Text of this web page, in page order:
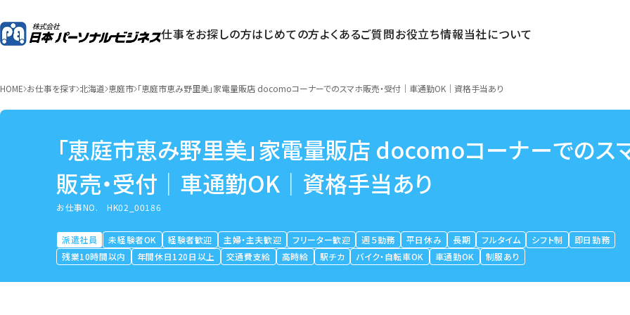
仕事をお探しの方はじめての方よくあるご質問お役立ち情報当社について
HOME お仕事を探す 北海道 恵庭市 「恵庭市恵み野里美」家電量販店 docomoコーナーでのスマホ販売・受付｜車通勤OK｜資格手当あり
「恵庭市恵み野里美」家電量販店 docomoコーナーでのス
販売・受付｜車通勤OK｜資格手当あり
お仕事NO.HK02_00186
派遣社員 未経験者OK 経験者歓迎 主婦・主夫歓迎 フリーター歓迎 週５勤務 平日休み 長期 フルタイム シフト制
即日勤務
残業10時間以内
年間休日120日以上 交通費支給 高時給 駅チカ バイク・自転車OK 車通勤OK 制服あり